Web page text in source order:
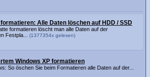
Alle Daten löschen auf HDD / SSD
formatieren löscht man alle Daten auf der
Festpla... (1377354x gelesen)
Windows XP formatieren
So öschen Sie beim Formatieren alle Daten auf der...